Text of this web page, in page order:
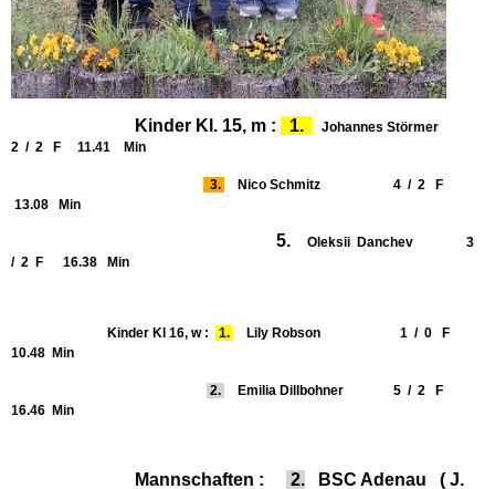
Kinder Kl. 15, m : 1.
Johannes Störmer
2 / 2 F 11.41 Min
3.
Nico Schmitz 4 / 2 F
13.08 Min
5. Oleksii Danchev 3
/ 2 F 16.38 Min
Kinder Kl 16, w : 1.
Lily Robson 1 / 0 F
10.48 Min
2.
Emilia Dillbohner 5 / 2 F
16.46 Min
Mannschaften : 2. BSC Adenau ( J.